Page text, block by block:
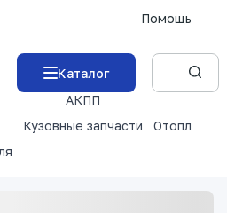
Помощь
Каталог
АКПП
Кузовные запчасти
Отопление